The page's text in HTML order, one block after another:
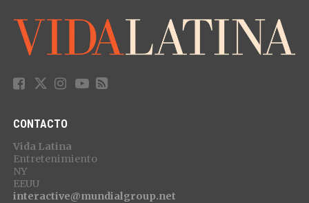
CONTACTO
Vida Latina
Entretenimiento
NY
EEUU
interactive@mundialgroup.net